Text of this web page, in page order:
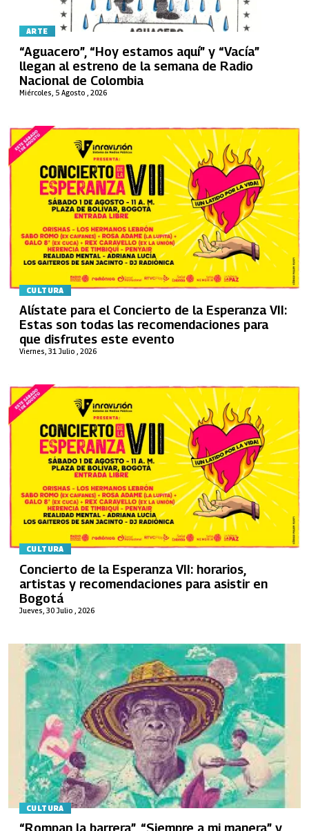
ARTE
Miércoles, 5 Agosto , 2026
“Aguacero”, “Hoy estamos aquí” y “Vacía”
llegan al estreno de la semana de Radio
Nacional de Colombia
CULTURA
Viernes, 31 Julio , 2026
Alístate para el Concierto de la Esperanza VII:
Estas son todas las recomendaciones para
que disfrutes este evento
CULTURA
Jueves, 30 Julio , 2026
Concierto de la Esperanza VII: horarios,
artistas y recomendaciones para asistir en
Bogotá
CULTURA
“Rompan la barrera”, “Siempre a mi manera” y